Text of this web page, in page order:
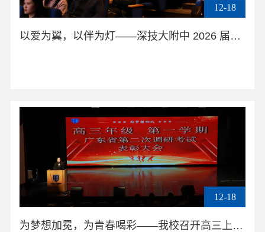
12-18
以爱为翼，以伴为灯——深技大附中 2026 届高三家长会点亮逐梦征程
12-18
为梦想加冕，为青春喝彩——我校召开高三上学期广东省第二次调研考试表彰大会